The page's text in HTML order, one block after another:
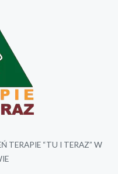
TERAPIE “TU I TERAZ” W